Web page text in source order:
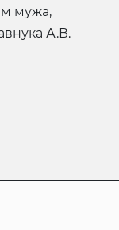
А.В.